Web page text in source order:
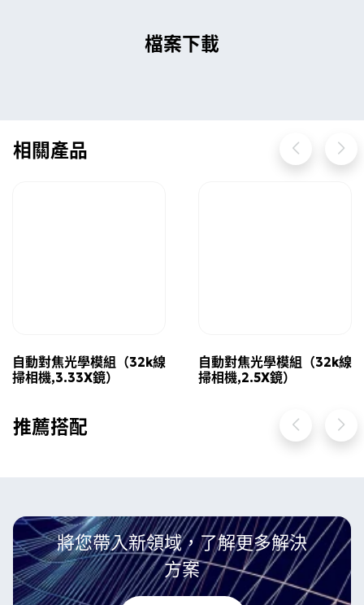
檔案下載
相關產品
自動對焦光學模組（32k線
掃相機,3.33X鏡）
自動對焦光學模組（32k線
掃相機,2.5X鏡）
推薦搭配
將您帶入新領域，了解更多解決
方案